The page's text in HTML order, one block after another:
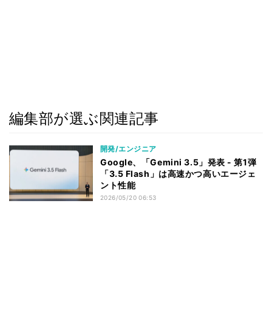
編集部が選ぶ関連記事
開発/エンジニア
Google、「Gemini 3.5」発表 - 第1弾
「3.5 Flash」は高速かつ高いエージェ
ント性能
2026/05/20 06:53